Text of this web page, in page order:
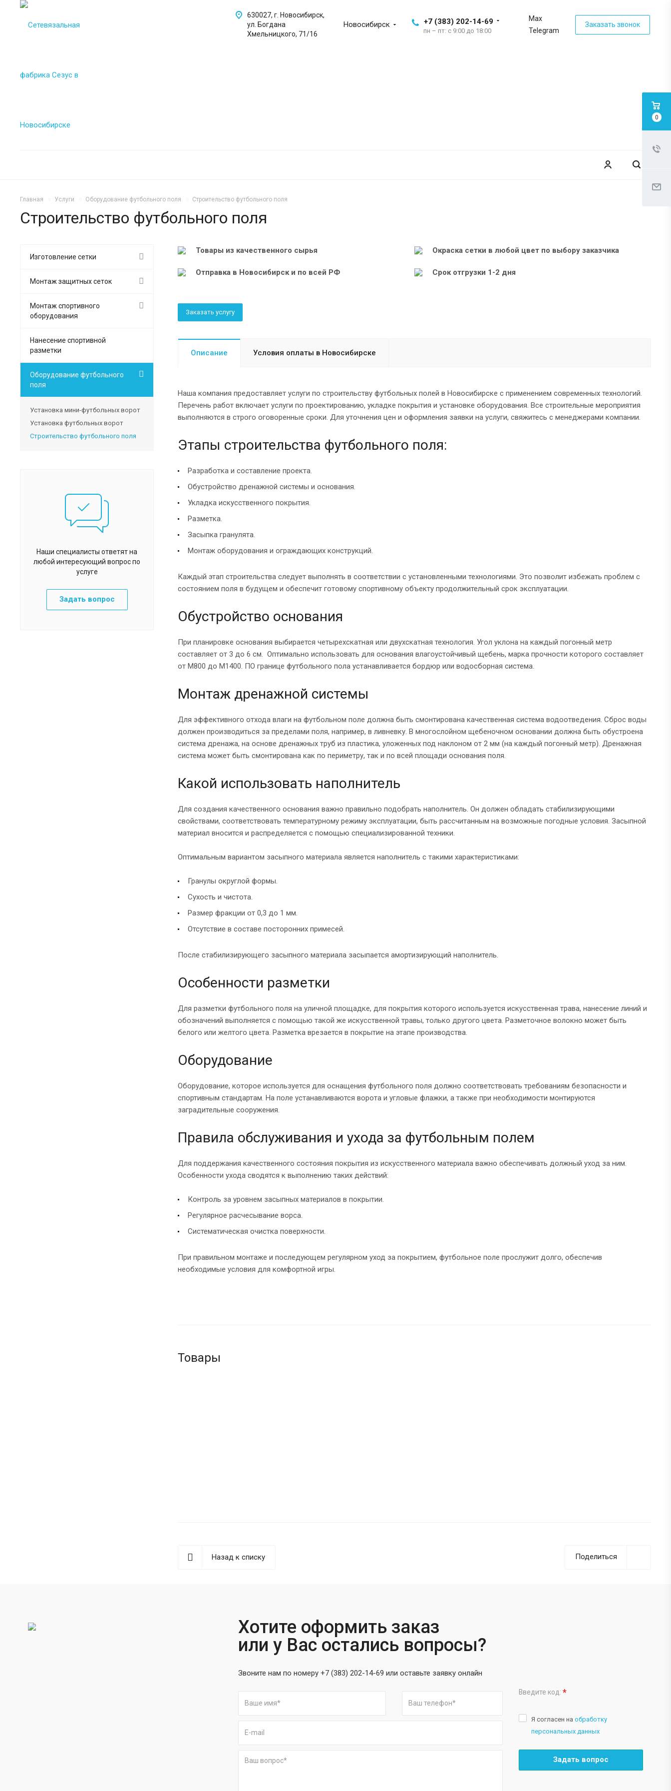
Новосибирск +7 (383) 202-14-69
пн – пт: с 9:00 до 18:00
Max
Telegram
Заказать звонок
630027, г. Новосибирск,
ул. Богдана
Хмельницкого, 71/16
Главная Услуги Оборудование футбольного поля Строительство футбольного поля
Строительство футбольного поля
Товары из качественного сырья Окраска сетки в любой цвет по выбору заказчика
Отправка в Новосибирск и по всей РФ Срок отгрузки 1-2 дня
Заказать услугу
Описание Условия оплаты в Новосибирске
Наша компания предоставляет услуги по строительству футбольных полей в Новосибирске с применением современных технологий.
Перечень работ включает услуги по проектированию, укладке покрытия и установке оборудования. Все строительные мероприятия
выполняются в строго оговоренные сроки. Для уточнения цен и оформления заявки на услуги, свяжитесь с менеджерами компании.
Этапы строительства футбольного поля:
Разработка и составление проекта.
Обустройство дренажной системы и основания.
Укладка искусственного покрытия.
Разметка.
Засыпка гранулята.
Монтаж оборудования и ограждающих конструкций.
Каждый этап строительства следует выполнять в соответствии с установленными технологиями. Это позволит избежать проблем с
состоянием поля в будущем и обеспечит готовому спортивному объекту продолжительный срок эксплуатации.
Обустройство основания
При планировке основания выбирается четырехскатная или двухскатная технология. Угол уклона на каждый погонный метр
составляет от 3 до 6 см. Оптимально использовать для основания влагоустойчивый щебень, марка прочности которого составляет
от М800 до М1400. ПО границе футбольного пола устанавливается бордюр или водосборная система.
Монтаж дренажной системы
Для эффективного отхода влаги на футбольном поле должна быть смонтирована качественная система водоотведения. Сброс воды
должен производиться за пределами поля, например, в ливневку. В многослойном щебеночном основании должна быть обустроена
система дренажа, на основе дренажных труб из пластика, уложенных под наклоном от 2 мм (на каждый погонный метр). Дренажная
система может быть смонтирована как по периметру, так и по всей площади основания поля.
Какой использовать наполнитель
Для создания качественного основания важно правильно подобрать наполнитель. Он должен обладать стабилизирующими
свойствами, соответствовать температурному режиму эксплуатации, быть рассчитанным на возможные погодные условия. Засыпной
материал вносится и распределяется с помощью специализированной техники.
Оптимальным вариантом засыпного материала является наполнитель с такими характеристиками:
Гранулы округлой формы.
Сухость и чистота.
Размер фракции от 0,3 до 1 мм.
Отсутствие в составе посторонних примесей.
После стабилизирующего засыпного материала засыпается амортизирующий наполнитель.
Особенности разметки
Для разметки футбольного поля на уличной площадке, для покрытия которого используется искусственная трава, нанесение линий и
обозначений выполняется с помощью такой же искусственной травы, только другого цвета. Разметочное волокно может быть
белого или желтого цвета. Разметка врезается в покрытие на этапе производства.
Оборудование
Оборудование, которое используется для оснащения футбольного поля должно соответствовать требованиям безопасности и
спортивным стандартам. На поле устанавливаются ворота и угловые флажки, а также при необходимости монтируются
заградительные сооружения.
Правила обслуживания и ухода за футбольным полем
Для поддержания качественного состояния покрытия из искусственного материала важно обеспечивать должный уход за ним.
Особенности ухода сводятся к выполнению таких действий:
Контроль за уровнем засыпных материалов в покрытии.
Регулярное расчесывание ворса.
Систематическая очистка поверхности.
При правильном монтаже и последующем регулярном уход за покрытием, футбольное поле прослужит долго, обеспечив
необходимые условия для комфортной игры.
Товары
Поделиться
Назад к списку
Изготовление сетки
Монтаж защитных сеток
Монтаж спортивного
оборудования
Нанесение спортивной
разметки
Оборудование футбольного
поля
Установка мини-футбольных ворот
Установка футбольных ворот
Строительство футбольного поля
Наши специалисты ответят на
любой интересующий вопрос по
услуге
Задать вопрос
Хотите оформить заказ
или у Вас остались вопросы?
Звоните нам по номеру +7 (383) 202-14-69 или оставьте заявку онлайн
Введите код: *
Я согласен наобработку
персональных данных
Задать вопрос
0